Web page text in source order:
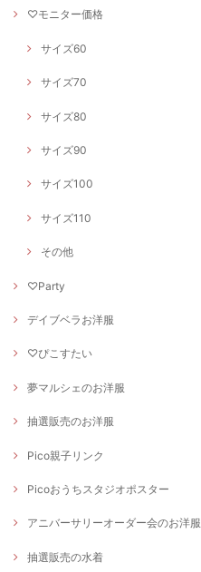
♡モニター価格
サイズ60
サイズ70
サイズ80
サイズ90
サイズ100
サイズ110
その他
♡Party
デイブベラお洋服
♡ぴこすたい
夢マルシェのお洋服
抽選販売のお洋服
Pico親子リンク
Picoおうちスタジオポスター
アニバーサリーオーダー会のお洋服
抽選販売の水着